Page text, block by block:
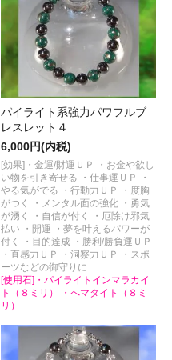
パイライト系強力パワフルブ
レスレット４
6,000円(内税)
[効果]・金運/財運ＵＰ ・お金や欲し
い物を引き寄せる ・仕事運ＵＰ ・
やる気がでる ・行動力ＵＰ ・度胸
がつく ・メンタル面の強化 ・勇気
が湧く ・自信が付く ・厄除け邪気
払い ・開運 ・夢を叶えるパワーが
付く ・目的達成 ・勝利/勝負運ＵＰ
・直感力ＵＰ ・洞察力ＵＰ ・スポ
ーツなどの御守りに
[使用石]・パイライトインマラカイ
ト（８ミリ） ・へマタイト（８ミ
リ）